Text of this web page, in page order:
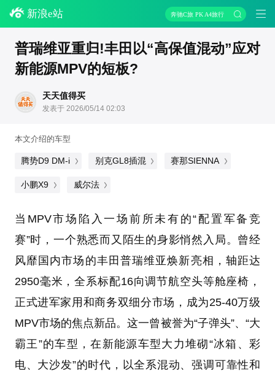
新浪e站 奔驰C旅 PK A4旅行
普瑞维亚重归!丰田以“高保值混动”应对
新能源MPV的短板?
天天值得买
发表于 2026/05/14 02:03
本文介绍的车型
腾势D9 DM-i 别克GL8插混 赛那SIENNA
小鹏X9 威尔法
当MPV市场陷入一场前所未有的“配置军备竞
赛”时，一个熟悉而又陌生的身影悄然入局。曾经
风靡国内市场的丰田普瑞维亚焕新亮相，轴距达
2950毫米，全系标配16向调节航空头等舱座椅，
正式进军家用和商务双细分市场，成为25-40万级
MPV市场的焦点新品。这一曾被誉为“子弹头”、“大
霸王”的车型，在新能源车型大力堆砌“冰箱、彩
电、大沙发”的时代，以全系混动、强调可靠性和